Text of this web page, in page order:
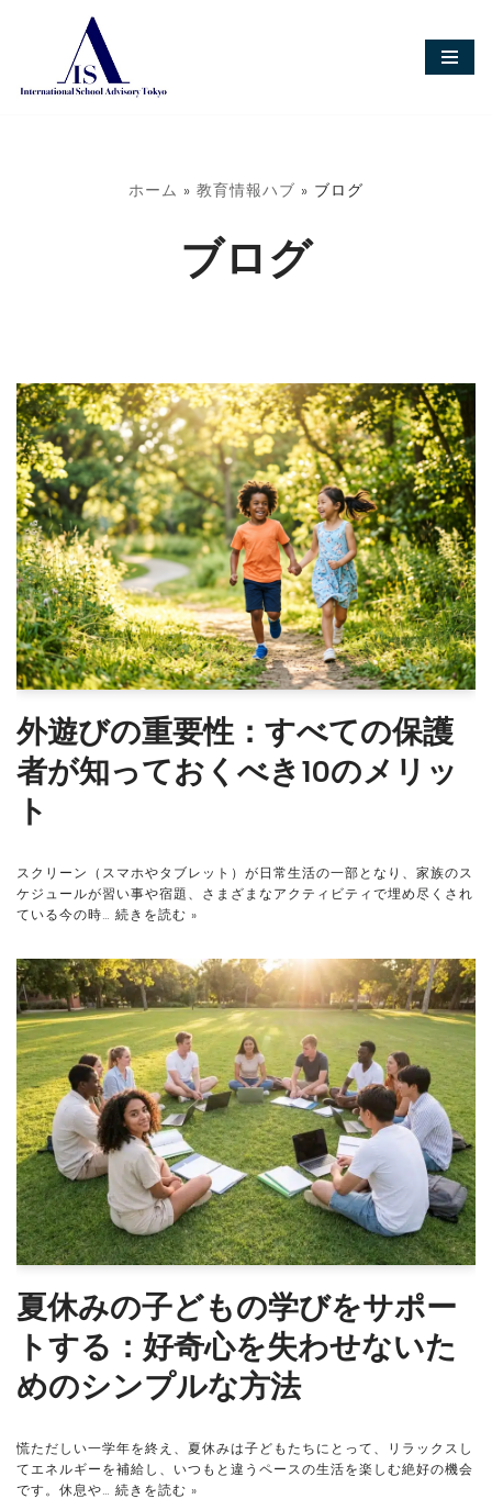
テ
ホーム » 教育情報ハブ » ブログ
ブログ
外遊びの重要性：すべての保護
者が知っておくべき10のメリッ
ト
スクリーン（スマホやタブレット）が日常生活の一部となり、家族のス
ケジュールが習い事や宿題、さまざまなアクティビティで埋め尽くされ
ている今の時… 続きを読む »
夏休みの子どもの学びをサポー
トする：好奇心を失わせないた
めのシンプルな方法
慌ただしい一学年を終え、夏休みは子どもたちにとって、リラックスし
てエネルギーを補給し、いつもと違うペースの生活を楽しむ絶好の機会
です。休息や… 続きを読む »